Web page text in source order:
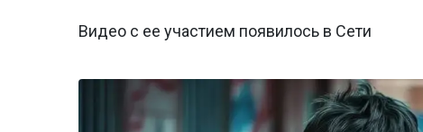
Видео с ее участием появилось в Сети